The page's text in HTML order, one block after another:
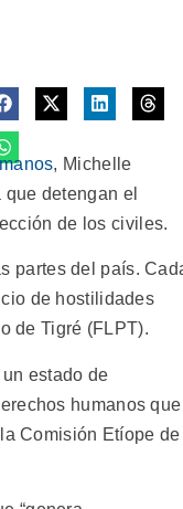
, Michelle
detengan el
de los civiles.
partes del país.
de hostilidades
de Tigré (FLPT).
estado de
humanos que
Comisión Etíope de